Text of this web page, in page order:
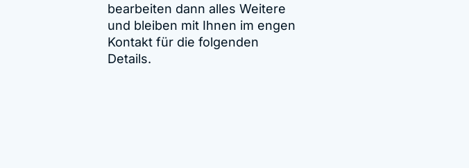
bearbeiten dann alles Weitere
und bleiben mit Ihnen im engen
Kontakt für die folgenden
Details.